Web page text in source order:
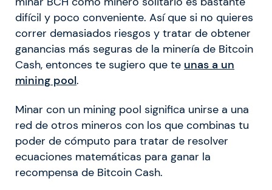
difícil y poco conveniente. Así que si no quieres
correr demasiados riesgos y tratar de obtener
ganancias más seguras de la minería de Bitcoin
Cash, entonces te sugiero que te unas a un
mining pool.
Minar con un mining pool significa unirse a una
red de otros mineros con los que combinas tu
poder de cómputo para tratar de resolver
ecuaciones matemáticas para ganar la
recompensa de Bitcoin Cash.